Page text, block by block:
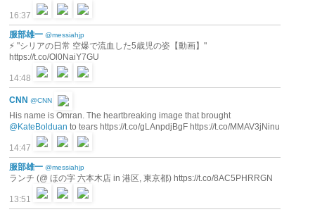
16:37
服部雄一 @messiahjp
⚡️ "シリアの日常 空爆で流血した5歳児の姿【動画】"
https://t.co/Ol0NaiY7GU
14:48
CNN @CNN
His name is Omran. The heartbreaking image that brought
@KateBolduan to tears https://t.co/gLAnpdjBgF https://t.co/MMAV3jNinu
14:47
服部雄一 @messiahjp
ランチ (@ ほの字 六本木店 in 港区, 東京都) https://t.co/8AC5PHRRGN
13:51